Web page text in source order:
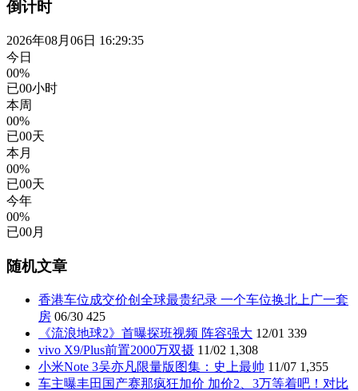
倒计时
2026年08月06日 16:29:35
今日
00%
已00小时
本周
00%
已00天
本月
00%
已00天
今年
00%
已00月
随机文章
香港车位成交价创全球最贵纪录 一个车位换北上广一套
房 06/30 425
《流浪地球2》首曝探班视频 阵容强大 12/01 339
vivo X9/Plus前置2000万双摄 11/02 1,308
小米Note 3吴亦凡限量版图集：史上最帅 11/07 1,355
车主曝丰田国产赛那疯狂加价 加价2、3万等着吧！对比